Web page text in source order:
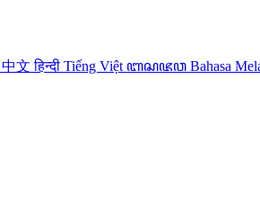
中文हिन्दी Tiếng Việt ꦧꦱꦗꦮ Bahasa